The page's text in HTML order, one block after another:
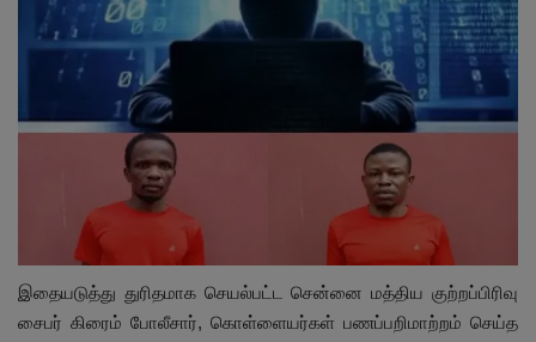
இதையடுத்து துரிதமாக செயல்பட்ட சென்னை மத்திய குற்றப்பிரிவு
சைபர் கிரைம் போலீசார், கொள்ளையர்கள் பணப்பறிமாற்றம் செய்த